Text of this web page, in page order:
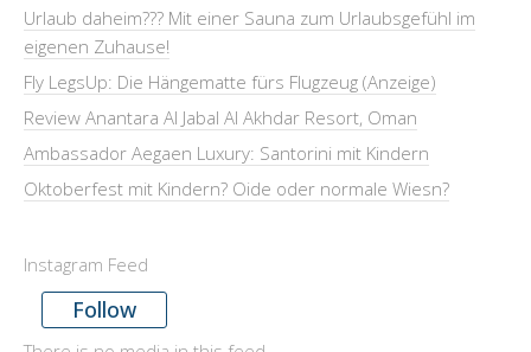
Urlaub daheim??? Mit einer Sauna zum Urlaubsgefühl im
eigenen Zuhause!
Fly LegsUp: Die Hängematte fürs Flugzeug (Anzeige)
Review Anantara Al Jabal Al Akhdar Resort, Oman
Ambassador Aegaen Luxury: Santorini mit Kindern
Oktoberfest mit Kindern? Oide oder normale Wiesn?
Instagram Feed
Follow